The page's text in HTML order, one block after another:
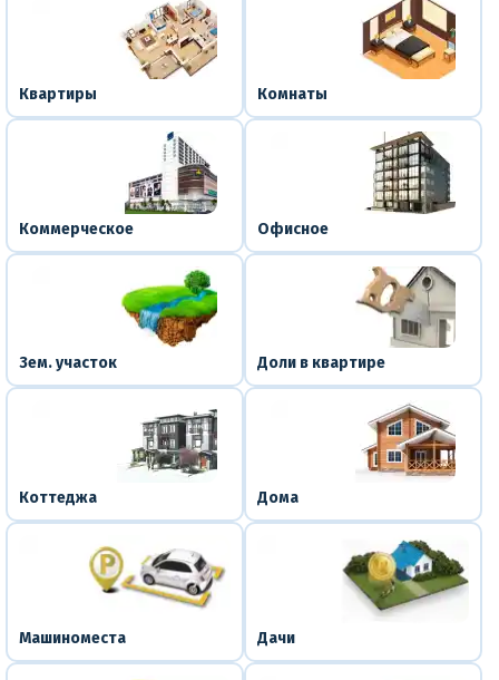
Квартиры Комнаты
Коммерческое Офисное
Зем. участок Доли в квартире
Коттеджа Дома
Машиноместа Дачи